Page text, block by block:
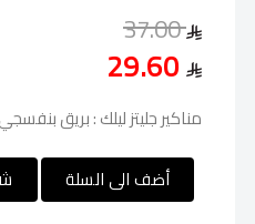
37.00
مناكير جليتز ليلك : بريق
أضف الى السلة